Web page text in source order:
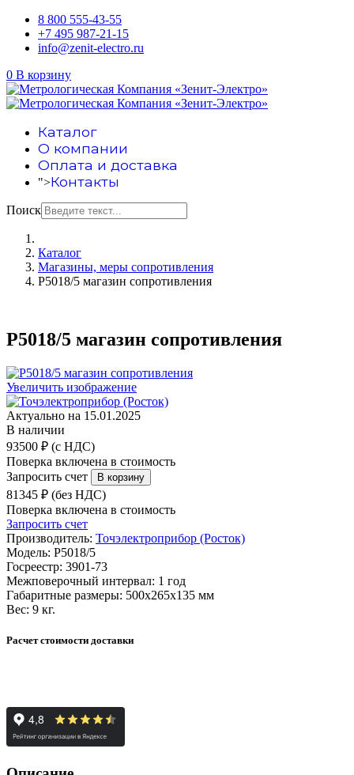
8 800 555-43-55
+7 495 987-21-15
info@zenit-electro.ru
0 В корзину
Каталог
О компании
Оплата и доставка
">Контакты
Поиск
Каталог
Магазины, меры сопротивления
Р5018/5 магазин сопротивления
Р5018/5 магазин сопротивления
Увеличить изображение
Актуально на 15.01.2025
В наличии
93500 ₽ (с НДС)
Поверка включена в стоимость
Запросить счет
81345 ₽ (без НДС)
Поверка включена в стоимость
Запросить счет
Производитель: Точэлектроприбор (Росток)
Модель: Р5018/5
Госреестр: 3901-73
Межповерочный интервал: 1 год
Габаритные размеры: 500х265х135 мм
Вес: 9 кг.
Расчет стоимости доставки